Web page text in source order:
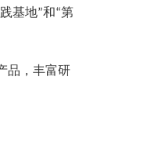
践基地”和“第
品，丰富研